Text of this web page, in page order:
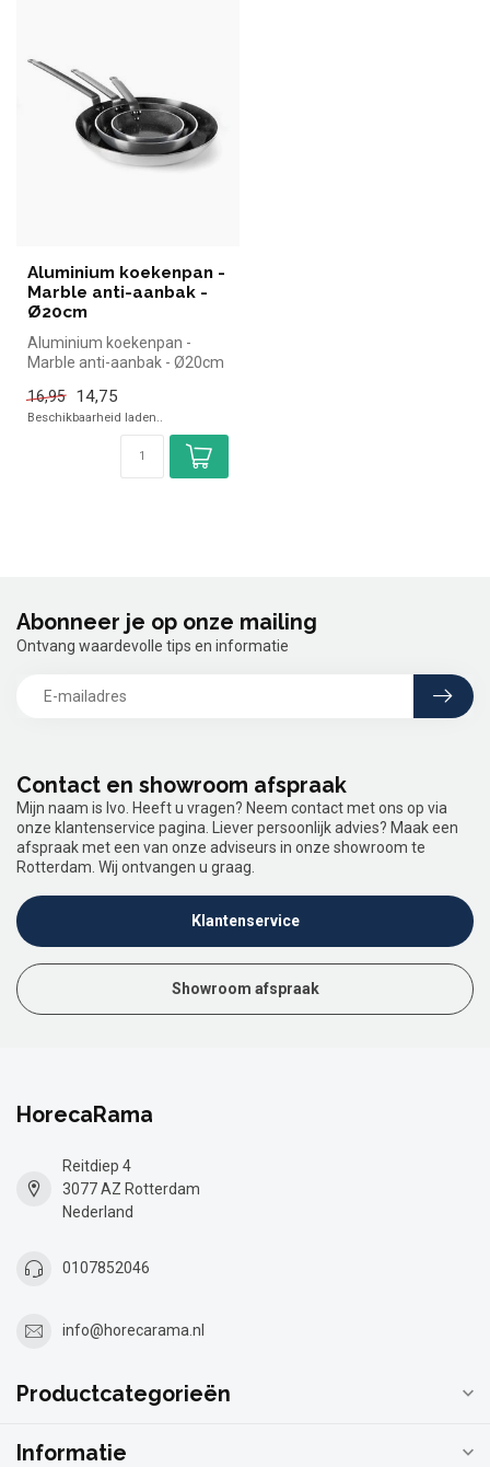
Aluminium koekenpan -
Marble anti-aanbak -
Ø20cm
Aluminium koekenpan -
Marble anti-aanbak - Ø20cm
voo...
16,95 14,75
Beschikbaarheid laden..
Contact en showroom afspraak
Mijn naam is Ivo. Heeft u vragen? Neem contact met ons op via
onze klantenservice pagina. Liever persoonlijk advies? Maak een
afspraak met een van onze adviseurs in onze showroom te
Rotterdam. Wij ontvangen u graag.
Klantenservice
Showroom afspraak
Abonneer je op onze mailing
Ontvang waardevolle tips en informatie
HorecaRama
Reitdiep 4
3077 AZ Rotterdam
Nederland
0107852046
info@horecarama.nl
Productcategorieën
Informatie